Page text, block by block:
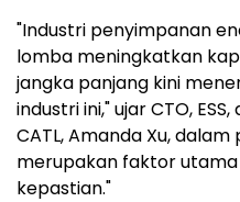
"Industri penyimpanan
lomba meningkatkan
jangka panjang kini
industri ini," ujar CTO, ESS,
CATL, Amanda Xu,
merupakan faktor
kepastian."